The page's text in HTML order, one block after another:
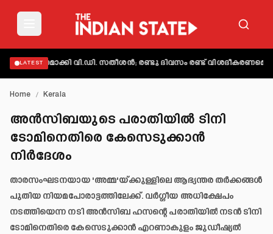
LATEST
വ്യക്തമാക്കി വി.ഡി. സതീശൻ; രണ്ടു ദിവസം രണ്ട് വിശദീകരണമെന്ന്
Home / Kerala
അന്‍സിബയുടെ പരാതിയില്‍ ടിനി
ടോമിനെതിരെ കേസെടുക്കാന്‍
നിര്‍ദേശം
താരസംഘടനയായ 'അമ്മ'യ്ക്കുള്ളിലെ ആഭ്യന്തര തർക്കങ്ങൾ
പുതിയ നിയമപോരാട്ടത്തിലേക്ക്. വർഗ്ഗീയ അധിക്ഷേപം
നടത്തിയെന്ന നടി അൻസിബ ഹസന്റെ പരാതിയിൽ നടൻ ടിനി
ടോമിനെതിരെ കേസെടുക്കാൻ എറണാകുളം ജുഡീഷ്യൽ